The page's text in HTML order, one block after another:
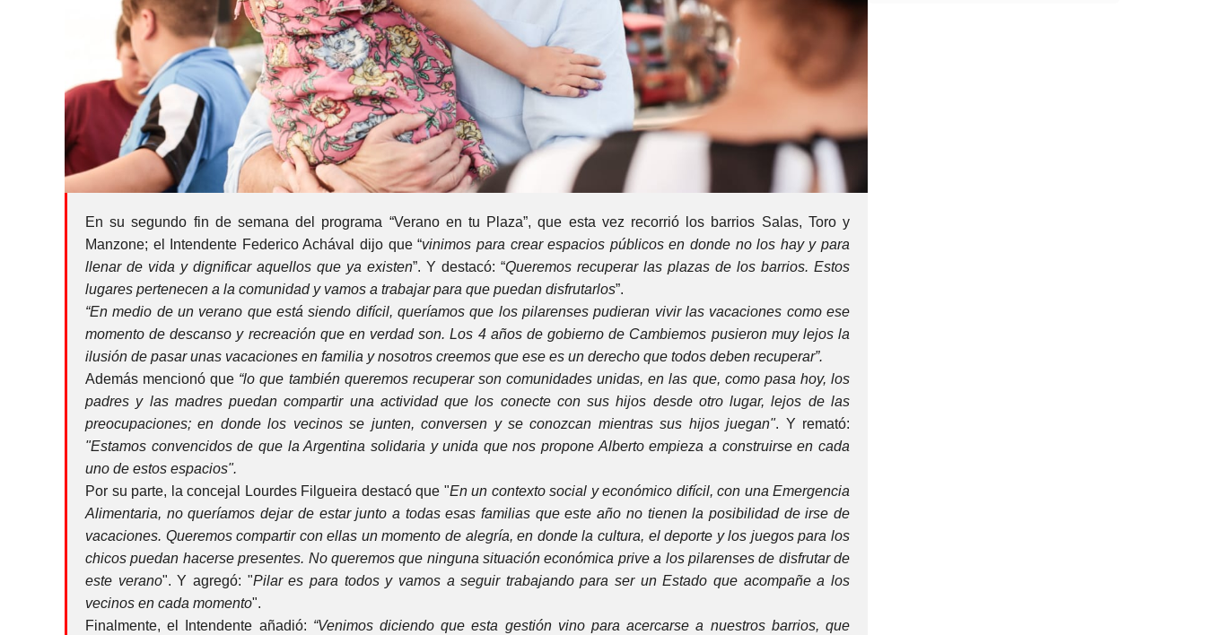
En su segundo fin de semana del programa “Verano en tu Plaza”, que esta vez recorrió los barrios Salas, Toro y
Manzone; el Intendente Federico Achával dijo que “vinimos para crear espacios públicos en donde no los hay y para
llenar de vida y dignificar aquellos que ya existen”. Y destacó: “Queremos recuperar las plazas de los barrios. Estos
lugares pertenecen a la comunidad y vamos a trabajar para que puedan disfrutarlos”.
“En medio de un verano que está siendo difícil, queríamos que los pilarenses pudieran vivir las vacaciones como ese
momento de descanso y recreación que en verdad son. Los 4 años de gobierno de Cambiemos pusieron muy lejos la
ilusión de pasar unas vacaciones en familia y nosotros creemos que ese es un derecho que todos deben recuperar”.
Además mencionó que “lo que también queremos recuperar son comunidades unidas, en las que, como pasa hoy, los
padres y las madres puedan compartir una actividad que los conecte con sus hijos desde otro lugar, lejos de las
preocupaciones; en donde los vecinos se junten, conversen y se conozcan mientras sus hijos juegan". Y remató:
"Estamos convencidos de que la Argentina solidaria y unida que nos propone Alberto empieza a construirse en cada
uno de estos espacios".
Por su parte, la concejal Lourdes Filgueira destacó que "En un contexto social y económico difícil, con una Emergencia
Alimentaria, no queríamos dejar de estar junto a todas esas familias que este año no tienen la posibilidad de irse de
vacaciones. Queremos compartir con ellas un momento de alegría, en donde la cultura, el deporte y los juegos para los
chicos puedan hacerse presentes. No queremos que ninguna situación económica prive a los pilarenses de disfrutar de
este verano". Y agregó: "Pilar es para todos y vamos a seguir trabajando para ser un Estado que acompañe a los
vecinos en cada momento".
Finalmente, el Intendente añadió: “Venimos diciendo que esta gestión vino para acercarse a nuestros barrios, que